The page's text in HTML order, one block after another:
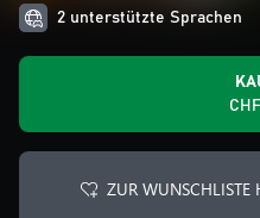
2 unterstützte Sprachen
ZUR WUNSCHLISTE